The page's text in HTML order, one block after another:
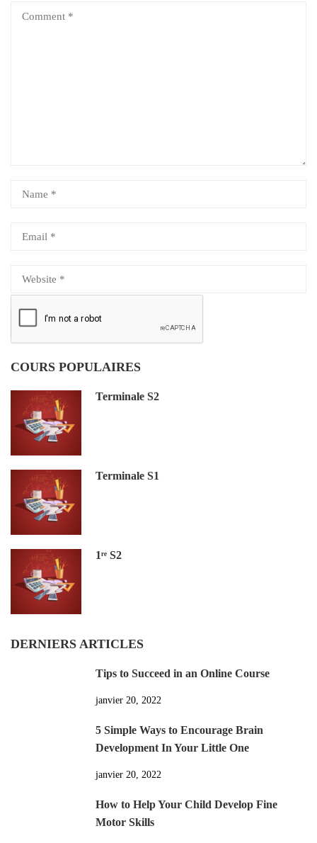
COURS POPULAIRES
Terminale S2
Terminale S1
1ʳᵉ S2
DERNIERS ARTICLES
Tips to Succeed in an Online Course
janvier 20, 2022
5 Simple Ways to Encourage Brain
Development In Your Little One
janvier 20, 2022
How to Help Your Child Develop Fine
Motor Skills